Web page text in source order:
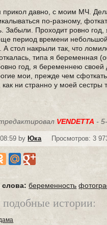
давно, с моим МЧ.
по-разному,
Забыли. Проходит ровно
период времени
стол накрыли так, что
типа я беременная
год, я беременнею своей
мои, прежде чем
как ни странно у моей
VENDETTA -
by Юка Просмотров: 3
беременность
истории: